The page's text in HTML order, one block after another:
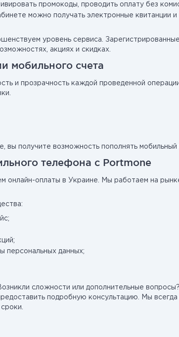
промокоды, проводить оплату без
можно получать электронные квитанции и
уровень сервиса. Зарегистрированные
акциях и скидках.
мобильного счета
и прозрачность каждой проведенной
вы получите возможность пополнять мобильный
телефона с Portmone
онлайн-оплаты в Украине. Мы работаем на
персональных данных;
сложности или дополнительные
подробную консультацию. Мы всегда